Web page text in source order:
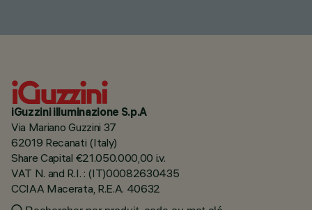
iGuzzini illuminazione S.p.A
Via Mariano Guzzini 37
62019 Recanati (Italy)
Share Capital €21.050.000,00 i.v.
VAT N. and R.I. : (IT)00082630435
CCIAA Macerata, R.E.A. 40632